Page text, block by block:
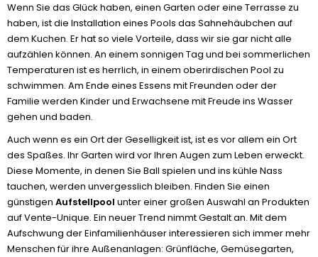
Wenn Sie das Glück haben, einen Garten oder eine Terrasse zu
haben, ist die Installation eines Pools das Sahnehäubchen auf
dem Kuchen. Er hat so viele Vorteile, dass wir sie gar nicht alle
aufzählen können. An einem sonnigen Tag und bei sommerlichen
Temperaturen ist es herrlich, in einem oberirdischen Pool zu
schwimmen. Am Ende eines Essens mit Freunden oder der
Familie werden Kinder und Erwachsene mit Freude ins Wasser
gehen und baden.
Auch wenn es ein Ort der Geselligkeit ist, ist es vor allem ein Ort
des Spaßes. Ihr Garten wird vor Ihren Augen zum Leben erweckt.
Diese Momente, in denen Sie Ball spielen und ins kühle Nass
tauchen, werden unvergesslich bleiben. Finden Sie einen
günstigen Aufstellpool unter einer großen Auswahl an Produkten
auf Vente-Unique. Ein neuer Trend nimmt Gestalt an. Mit dem
Aufschwung der Einfamilienhäuser interessieren sich immer mehr
Menschen für ihre Außenanlagen: Grünfläche, Gemüsegarten,